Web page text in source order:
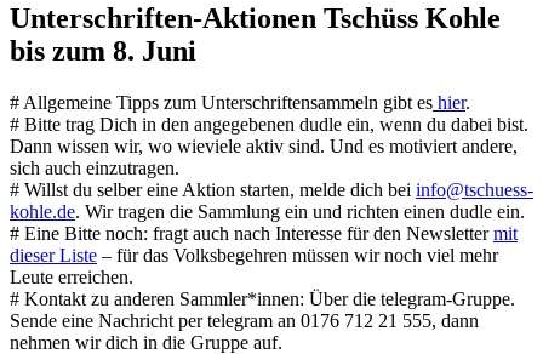
Unterschriften-Aktionen Tschüss Kohle
bis zum 8. Juni
# Allgemeine Tipps zum Unterschriftensammeln gibt es hier.
# Bitte trag Dich in den angegebenen dudle ein, wenn du dabei bist.
Dann wissen wir, wo wieviele aktiv sind. Und es motiviert andere,
sich auch einzutragen.
# Willst du selber eine Aktion starten, melde dich bei info@tschuess-
kohle.de. Wir tragen die Sammlung ein und richten einen dudle ein.
# Eine Bitte noch: fragt auch nach Interesse für den Newslettermit
dieser Liste – für das Volksbegehren müssen wir noch viel mehr
Leute erreichen.
# Kontakt zu anderen Sammler*innen: Über die telegram-Gruppe.
Sende eine Nachricht per telegram an 0176 712 21 555, dann
nehmen wir dich in die Gruppe auf.